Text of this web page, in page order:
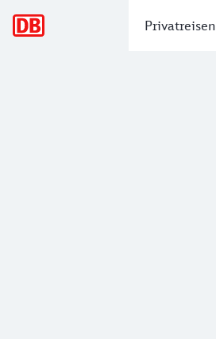
Privatreisen